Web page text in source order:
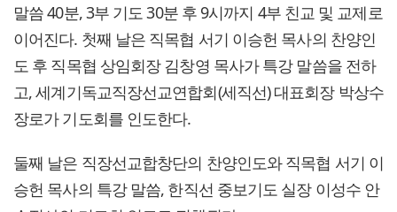
말씀 40분, 3부 기도 30분 후 9시까지 4부 친교 및 교제로
이어진다. 첫째 날은 직목협 서기 이승헌 목사의 찬양인
도 후 직목협 상임회장 김창영 목사가 특강 말씀을 전하
고, 세계기독교직장선교연합회(세직선) 대표회장 박상수
장로가 기도회를 인도한다.
둘째 날은 직장선교합창단의 찬양인도와 직목협 서기 이
승헌 목사의 특강 말씀, 한직선 중보기도 실장 이성수 안